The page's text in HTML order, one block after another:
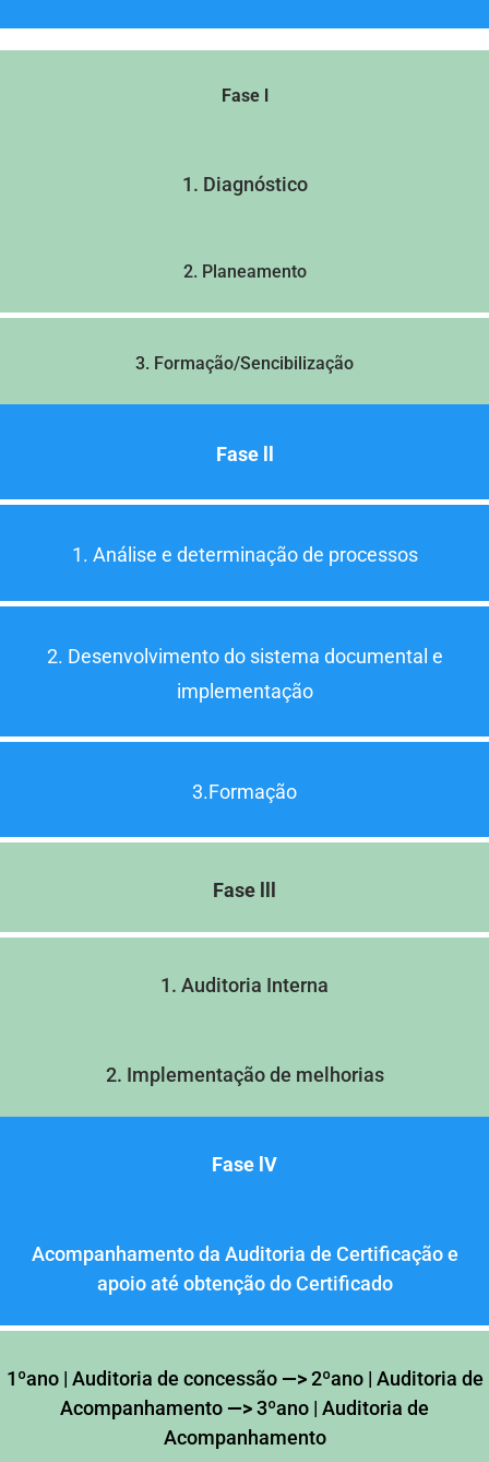
Fase l
1. Diagnóstico
2. Planeamento
3. Formação/Sencibilização
Fase ll
1. Análise e determinaçãode processos
2. Desenvolvimento do sistema documental e
implementação
3.Formação
Fase lll
1. Auditoria Interna
2. Implementação de melhorias
Fase lV
Acompanhamento da Auditoria de Certificação e
apoio até obtenção do Certificado
1ºano | Auditoria de concessão—>2ºano | Auditoria de
Acompanhamento —>3ºano | Auditoria de
Acompanhamento